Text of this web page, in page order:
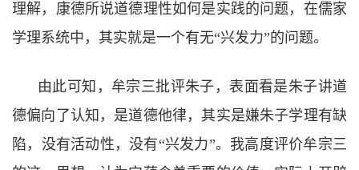
理解，康德所说道德理性如何是实践的问题，在儒家
学理系统中，其实就是一个有无“兴发力”的问题。
由此可知，牟宗三批评朱子，表面看是朱子讲道
德偏向了认知，是道德他律，其实是嫌朱子学理有缺
陷，没有活动性，没有“兴发力”。我高度评价牟宗三